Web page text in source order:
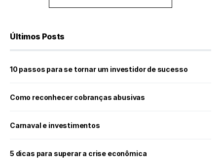
Últimos Posts
10 passos para se tornar um investidor de sucesso
Como reconhecer cobranças abusivas
Carnaval e investimentos
5 dicas para superar a crise econômica